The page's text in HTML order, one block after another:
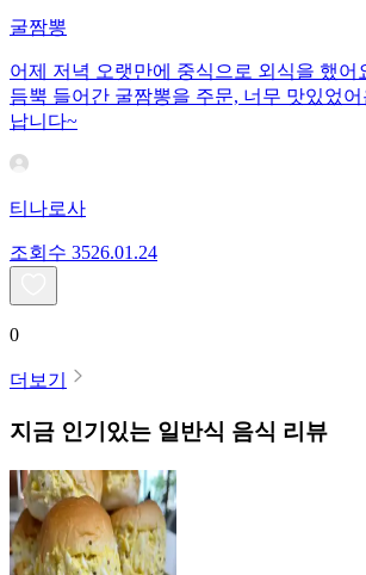
굴짬뽕
어제 저녁 오랫만에 중식으로 외식을 했어
듬뿍 들어간 굴짬뽕을 주문, 너무 맛있었
납니다~
티나로사
조회수 3526.01.24
0
더보기
지금 인기있는 일반식 음식 리뷰